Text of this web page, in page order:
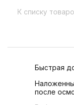
К списку
Быстрая
после